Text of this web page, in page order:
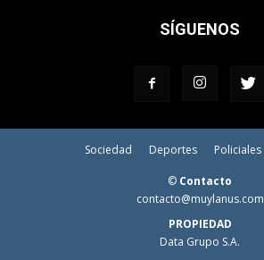
SÍGUENOS
Sociedad Deportes Policiales
© Contacto
contacto@muylanus.com
PROPIEDAD
Data Grupo S.A.